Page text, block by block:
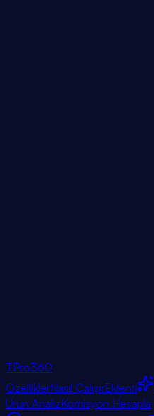
TPro360
ÖzelliklerNasıl ÇalışırEklenti
Ürün AnalizKomisyon Hesapla